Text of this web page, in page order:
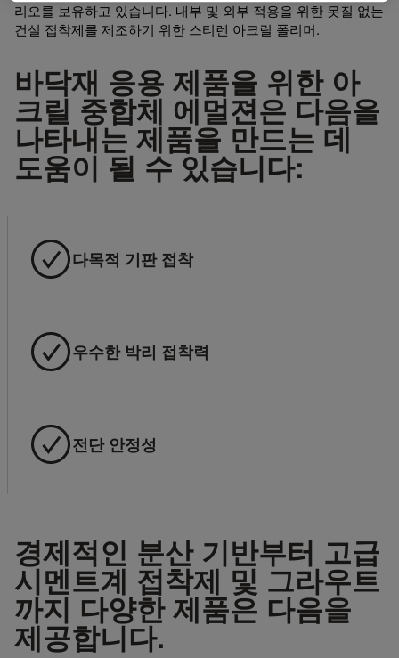
리오를 보유하고 있습니다. 내부 및 외부 적용을 위한 못질 없는
건설 접착제를 제조하기 위한 스티렌 아크릴 폴리머.
바닥재 응용 제품을 위한 아
크릴 중합체 에멀젼은 다음을
나타내는 제품을 만드는 데
도움이 될 수 있습니다:
다목적 기판 접착
우수한 박리 접착력
전단 안정성
경제적인 분산 기반부터 고급
시멘트계 접착제 및 그라우트
까지 다양한 제품은 다음을
제공합니다.